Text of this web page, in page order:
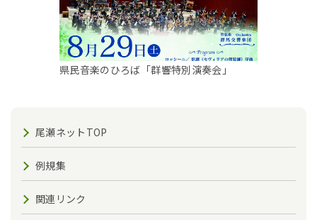
県民音楽のひろば「群響特別演奏会」
尾瀬ネットTOP
例規集
関連リンク